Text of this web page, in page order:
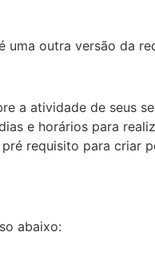
outra versão da
a atividade de seus
e horários para
requisito para criar
abaixo: